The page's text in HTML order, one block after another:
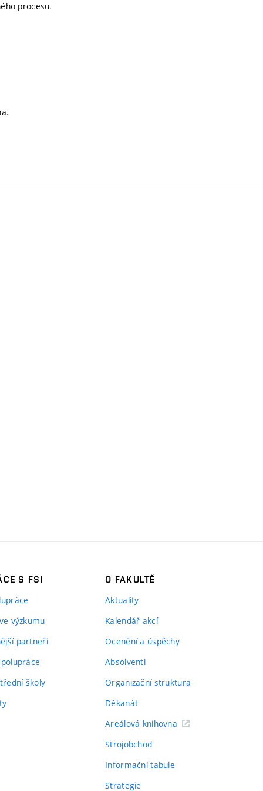
procesu.
S FSI
výzkumu
partneři
školy
O FAKULTĚ
Aktuality
Kalendář akcí
Ocenění a úspěchy
Absolventi
Organizační struktura
Děkanát
Areálová knihovna
Strojobchod
Informační tabule
Strategie